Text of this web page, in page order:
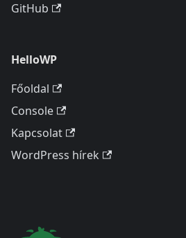
GitHub
HelloWP
Főoldal
Console
Kapcsolat
WordPress hírek